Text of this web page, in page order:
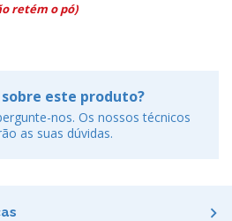
retém o pó)
este produto?
nos. Os nossos técnicos
as suas dúvidas.